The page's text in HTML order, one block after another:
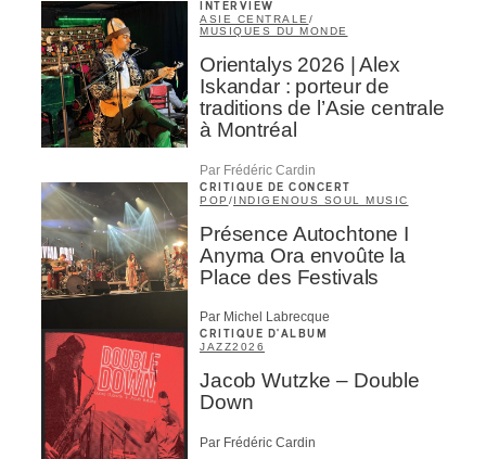
INTERVIEW
ASIE CENTRALE/
MUSIQUES DU MONDE
Orientalys 2026 | Alex
Iskandar : porteur de
traditions de l’Asie centrale
à Montréal
Par Frédéric Cardin
CRITIQUE DE CONCERT
POP /INDIGENOUS SOUL MUSIC
Présence Autochtone I
Anyma Ora envoûte la
Place des Festivals
Par Michel Labrecque
CRITIQUE D'ALBUM
JAZZ2026
Jacob Wutzke – Double
Down
Par Frédéric Cardin